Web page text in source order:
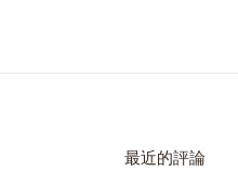
最近的評論